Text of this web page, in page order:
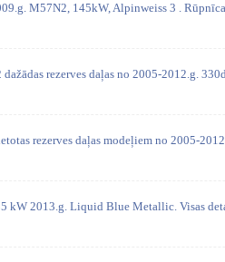
M57N2, 145kW, Alpinweiss 3 .
rezerves daļas no 2005-2012.g.
rezerves daļas modeļiem no 2005-
kW 2013.g. Liquid Blue Metallic. Visas